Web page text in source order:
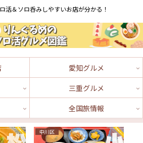
活＆ソロ呑みしやすいお店が分かる！
愛知グルメ
三重グルメ
全国旅情報
中川区